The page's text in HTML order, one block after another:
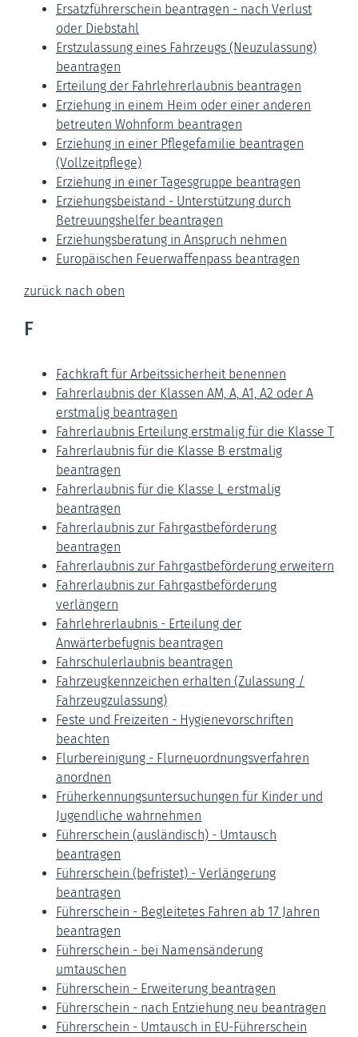
Ersatzführerschein beantragen - nach Verlust
oder Diebstahl
Erstzulassung eines Fahrzeugs (Neuzulassung)
beantragen
Erteilung der Fahrlehrerlaubnis beantragen
Erziehung in einem Heim oder einer anderen
betreuten Wohnform beantragen
Erziehung in einer Pflegefamilie beantragen
(Vollzeitpflege)
Erziehung in einer Tagesgruppe beantragen
Erziehungsbeistand - Unterstützung durch
Betreuungshelfer beantragen
Erziehungsberatung in Anspruch nehmen
Europäischen Feuerwaffenpass beantragen
zurück nach oben
F
Fachkraft für Arbeitssicherheit benennen
Fahrerlaubnis der Klassen AM, A, A1, A2 oder A
erstmalig beantragen
Fahrerlaubnis Erteilung erstmalig für die Klasse T
Fahrerlaubnis für die Klasse B erstmalig
beantragen
Fahrerlaubnis für die Klasse L erstmalig
beantragen
Fahrerlaubnis zur Fahrgastbeförderung
beantragen
Fahrerlaubnis zur Fahrgastbeförderung erweitern
Fahrerlaubnis zur Fahrgastbeförderung
verlängern
Fahrlehrerlaubnis - Erteilung der
Anwärterbefugnis beantragen
Fahrschulerlaubnis beantragen
Fahrzeugkennzeichen erhalten (Zulassung /
Fahrzeugzulassung)
Feste und Freizeiten - Hygienevorschriften
beachten
Flurbereinigung - Flurneuordnungsverfahren
anordnen
Früherkennungsuntersuchungen für Kinder und
Jugendliche wahrnehmen
Führerschein (ausländisch) - Umtausch
beantragen
Führerschein (befristet) - Verlängerung
beantragen
Führerschein - Begleitetes Fahren ab 17 Jahren
beantragen
Führerschein - bei Namensänderung
umtauschen
Führerschein - Erweiterung beantragen
Führerschein - nach Entziehung neu beantragen
Führerschein - Umtausch in EU-Führerschein